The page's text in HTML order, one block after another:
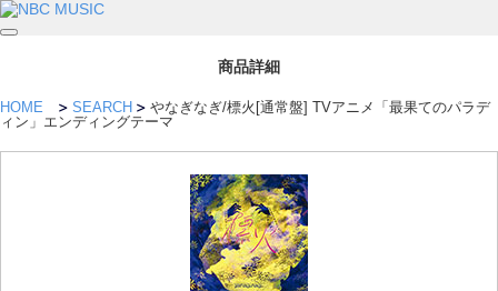
商品詳細
HOME SEARCH
やなぎなぎ/標火[通常盤] TVアニメ「最果てのパラデ
ィン」エンディングテーマ